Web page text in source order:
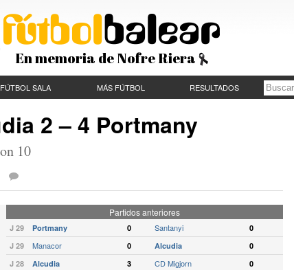
En memoria de Nofre Riera
FÚTBOL SALA MÁS FÚTBOL RESULTADOS
2 – 4 Portmany
10
Partidos anteriores
J 29 Portmany 0 Santanyi
0
J 29
Manacor 0 Alcudia
0
J 28
Alcudia 3 CD Migjorn
0